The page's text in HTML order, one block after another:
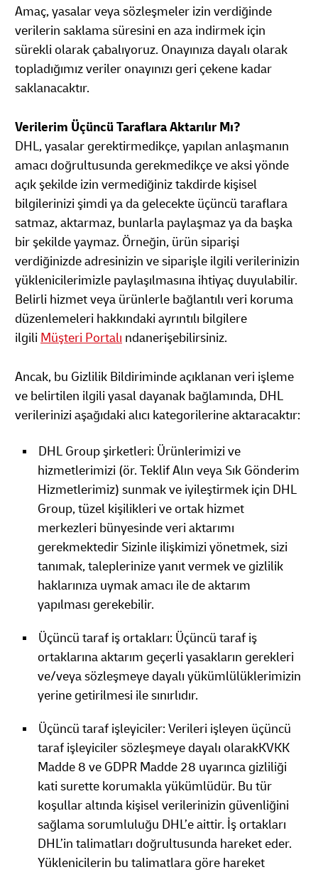
Amaç, yasalar veya sözleşmeler izin verdiğinde
verilerin saklama süresini en aza indirmek için
sürekli olarak çabalıyoruz. Onayınıza dayalı olarak
topladığımız veriler onayınızı geri çekene kadar
saklanacaktır.
Verilerim Üçüncü Taraflara Aktarılır Mı?
DHL, yasalar gerektirmedikçe, yapılan anlaşmanın
amacı doğrultusunda gerekmedikçe ve aksi yönde
açık şekilde izin vermediğiniz takdirde kişisel
bilgilerinizi şimdi ya da gelecekte üçüncü taraflara
satmaz, aktarmaz, bunlarla paylaşmaz ya da başka
bir şekilde yaymaz. Örneğin, ürün siparişi
verdiğinizde adresinizin ve siparişle ilgili verilerinizin
yüklenicilerimizle paylaşılmasına ihtiyaç duyulabilir.
Belirli hizmet veya ürünlerle bağlantılı veri koruma
düzenlemeleri hakkındaki ayrıntılı bilgilere
ilgili Müşteri Portalı ndanerişebilirsiniz.
Ancak, bu Gizlilik Bildiriminde açıklanan veri işleme
ve belirtilen ilgili yasal dayanak bağlamında, DHL
verilerinizi aşağıdaki alıcı kategorilerine aktaracaktır:
DHL Group şirketleri: Ürünlerimizi ve
hizmetlerimizi (ör. Teklif Alın veya Sık Gönderim
Hizmetlerimiz) sunmak ve iyileştirmek için DHL
Group, tüzel kişilikleri ve ortak hizmet
merkezleri bünyesinde veri aktarımı
gerekmektedir Sizinle ilişkimizi yönetmek, sizi
tanımak, taleplerinize yanıt vermek ve gizlilik
haklarınıza uymak amacı ile de aktarım
yapılması gerekebilir.
Üçüncü taraf iş ortakları: Üçüncü taraf iş
ortaklarına aktarım geçerli yasakların gerekleri
ve/veya sözleşmeye dayalı yükümlülüklerimizin
yerine getirilmesi ile sınırlıdır.
Üçüncü taraf işleyiciler: Verileri işleyen üçüncü
taraf işleyiciler sözleşmeye dayalı olarakKVKK
Madde 8 ve GDPR Madde 28 uyarınca gizliliği
kati surette korumakla yükümlüdür. Bu tür
koşullar altında kişisel verilerinizin güvenliğini
sağlama sorumluluğu DHL’e aittir. İş ortakları
DHL’in talimatları doğrultusunda hareket eder.
Yüklenicilerin bu talimatlara göre hareket